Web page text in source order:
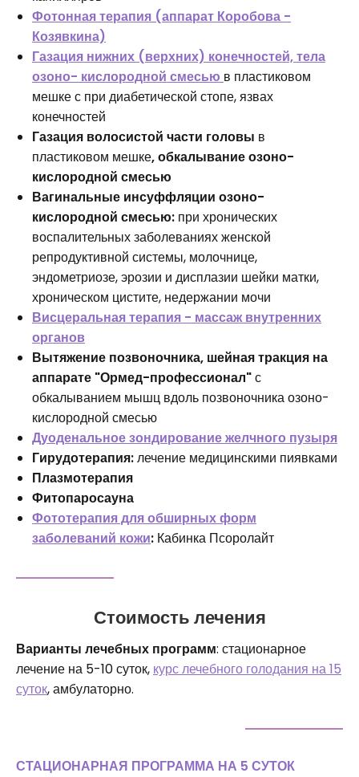
Фотонная терапия (аппарат Коробова -
Козявкина)
Газация нижних (верхних) конечностей, тела
озоно- кислородной смесью в пластиковом
мешке с при диабетической стопе, язвах
конечностей
Газация волосистой части головы в
пластиковом мешке,обкалываниеозоно-
кислородной смесью
Вагинальные инсуффляции озоно-
кислородной смесью: при хронических
воспалительных заболеваниях женской
репродуктивной системы, молочнице,
эндометриозе, эрозии и дисплазии шейки матки,
хроническом цистите, недержании мочи
Висцеральная терапия - массаж внутренних
органов
Вытяжение позвоночника, шейная тракция на
аппарате "Ормед-профессионал"с
обкалыванием мышц вдоль позвоночника озоно-
кислородной смесью
Дуоденальное зондирование желчного пузыря
Гирудотерапия:лечение медицинскими пиявками
Плазмотерапия
Фитопаросауна
Фототерапия для обширных форм
заболеваний кожи: Кабинка Псоролайт
Стоимость лечения
Варианты лечебных программ: стационарное
лечение на 5-10 суток, курс лечебного голодания на 15
суток, амбулаторно.
СТАЦИОНАРНАЯ ПРОГРАММА НА 5 СУТОК